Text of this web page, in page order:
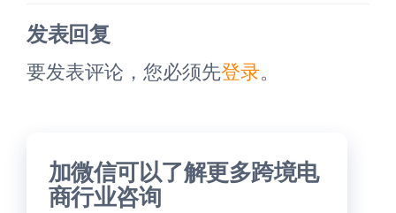
章
发表回复
要发表评论，您必须先登录。
加微信可以了解更多跨境电
商行业咨询